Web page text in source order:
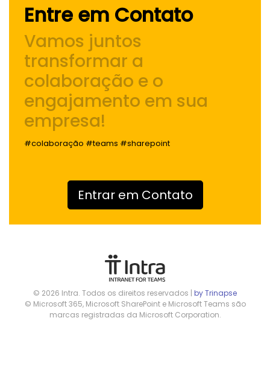
Entre em Contato
Vamos juntos
transformar a
colaboração e o
engajamento em sua
empresa!
#colaboração #teams #sharepoint
Entrar em Contato
© 2026 Intra. Todos os direitos reservados | by Trinapse
© Microsoft 365, Microsoft SharePoint e Microsoft Teams são
marcas registradas da Microsoft Corporation.